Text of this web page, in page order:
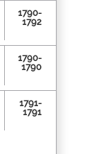
1790-
1792
1790-
1790
1791-
1791